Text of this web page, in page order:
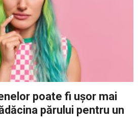
poate fi ușor mai
părului pentru un